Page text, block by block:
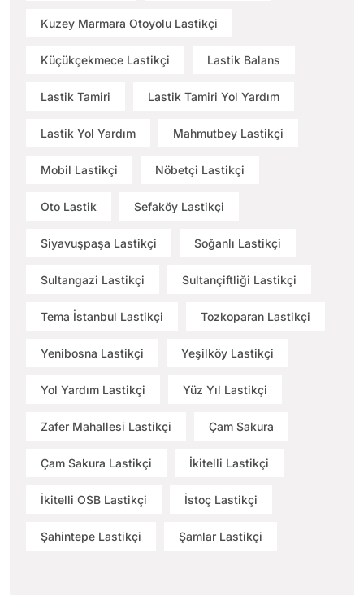
Kuzey Marmara Otoyolu Lastikçi
Küçükçekmece Lastikçi Lastik Balans
Lastik Tamiri Lastik Tamiri Yol Yardım
Lastik Yol Yardım Mahmutbey Lastikçi
Mobil Lastikçi Nöbetçi Lastikçi
Oto Lastik Sefaköy Lastikçi
Siyavuşpaşa Lastikçi Soğanlı Lastikçi
Sultangazi Lastikçi Sultançiftliği Lastikçi
Tema İstanbul Lastikçi Tozkoparan Lastikçi
Yenibosna Lastikçi Yeşilköy Lastikçi
Yol Yardım Lastikçi Yüz Yıl Lastikçi
Zafer Mahallesi Lastikçi Çam Sakura
Çam Sakura Lastikçi İkitelli Lastikçi
İkitelli OSB Lastikçi İstoç Lastikçi
Şahintepe Lastikçi Şamlar Lastikçi